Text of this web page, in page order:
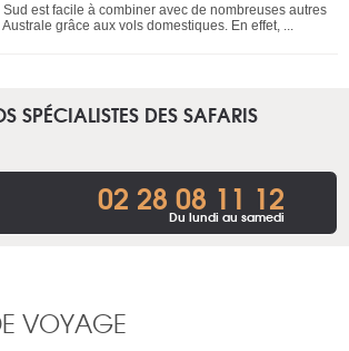
est facile à combiner avec de nombreuses autres
grâce aux vols domestiques. En effet, ...
SPÉCIALISTES DES SAFARIS
02 28 08 11 12
Du lundi au samedi
VOYAGE